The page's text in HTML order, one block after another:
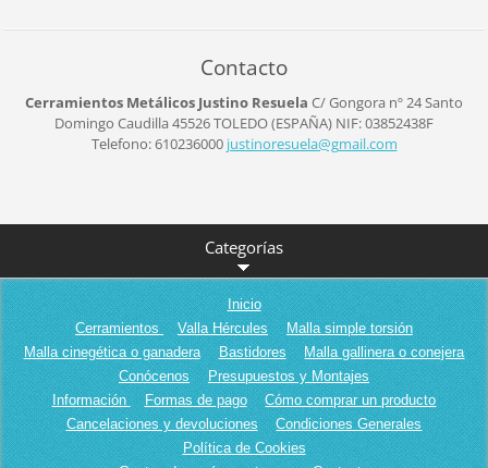
Contacto
Cerramientos Metálicos Justino Resuela C/ Gongora nº 24Santo
Domingo Caudilla 45526TOLEDO (ESPAÑA) NIF: 03852438F
Telefono: 610236000 justinoresuela@gmail.com
Categorías
Inicio
Cerramientos
Valla Hércules
Malla simple torsión
Malla cinegética o ganadera
Bastidores
Malla gallinera o conejera
Conócenos
Presupuestos y Montajes
Información
Formas de pago
Cómo comprar un producto
Cancelaciones y devoluciones
Condiciones Generales
Política de Cookies